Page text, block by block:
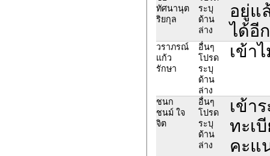
ทัศนานุต
ริยกุล
ระบุ
ด้าน
ล่าง
อยู่แ
ได้อีก
วราภรณ์
แก้ว
รักษา
อื่นๆ
โปรด
ระบุ
ด้าน
ล่าง
เข้า
ชนก
ชนม์ ใจ
จิต
อื่นๆ
โปรด
ระบุ
ด้าน
ล่าง
เข้า
ทะเ
คะแ